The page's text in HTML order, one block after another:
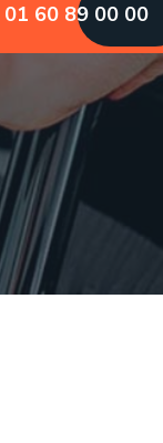
01 60 89 00 00